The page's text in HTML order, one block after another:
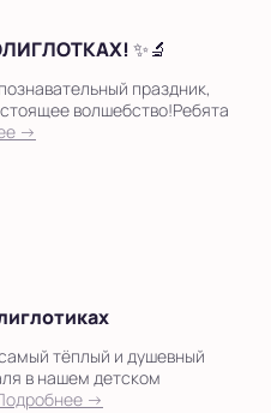
✨🔬
праздник,
волшебство!Ребята
→
тёплый и душевный
в нашем детском
→